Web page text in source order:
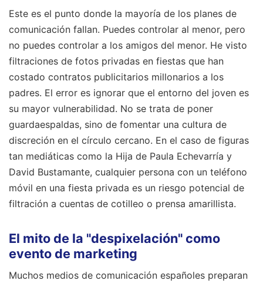
Este es el punto donde la mayoría de los planes de
comunicación fallan. Puedes controlar al menor, pero
no puedes controlar a los amigos del menor. He visto
filtraciones de fotos privadas en fiestas que han
costado contratos publicitarios millonarios a los
padres. El error es ignorar que el entorno del joven es
su mayor vulnerabilidad. No se trata de poner
guardaespaldas, sino de fomentar una cultura de
discreción en el círculo cercano. En el caso de figuras
tan mediáticas como la Hija de Paula Echevarría y
David Bustamante, cualquier persona con un teléfono
móvil en una fiesta privada es un riesgo potencial de
filtración a cuentas de cotilleo o prensa amarillista.
El mito de la "despixelación" como
evento de marketing
Muchos medios de comunicación españoles preparan